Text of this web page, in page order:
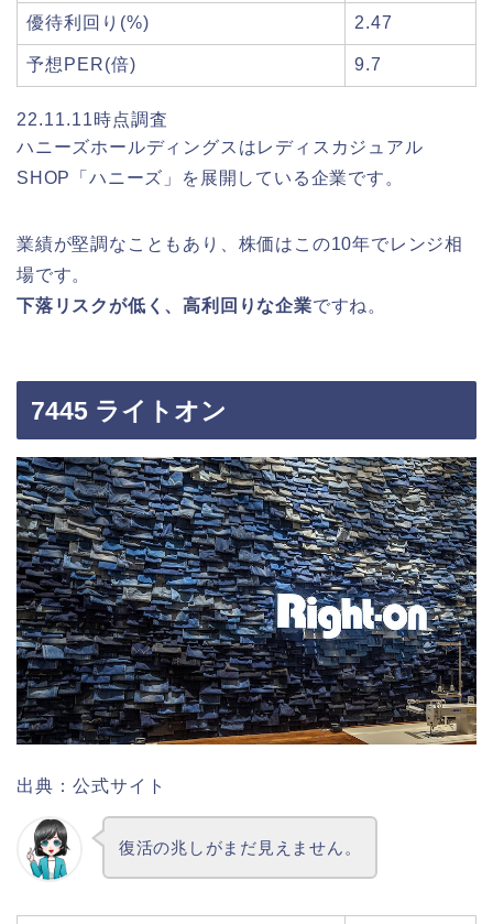
優待利回り(%) 2.47
予想PER(倍) 9.7
22.11.11時点調査
ハニーズホールディングスはレディスカジュアル
SHOP「ハニーズ」を展開している企業です。
業績が堅調なこともあり、株価はこの10年でレンジ相
場です。
下落リスクが低く、高利回りな企業ですね。
7445 ライトオン
出典：公式サイト
復活の兆しがまだ見えません。